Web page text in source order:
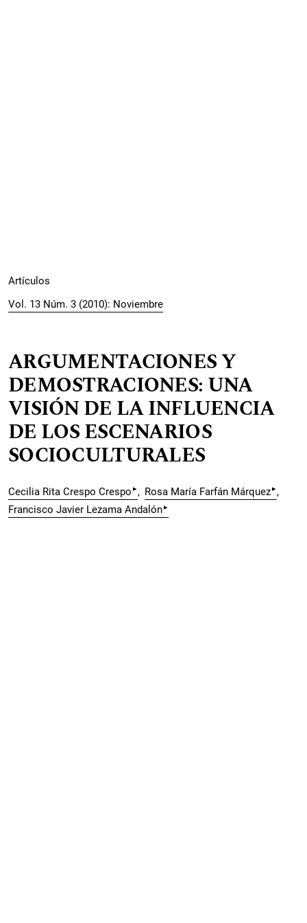
Artículos
Vol. 13 Núm. 3 (2010): Noviembre
ARGUMENTACIONES Y
DEMOSTRACIONES: UNA
VISIÓN DE LA INFLUENCIA
DE LOS ESCENARIOS
SOCIOCULTURALES
Cecilia Rita Crespo Crespo ▸ Rosa María Farfán Márquez▸
Francisco Javier Lezama Andalón▸